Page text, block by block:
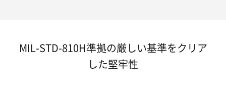
MIL-STD-810H準拠の厳しい基準をクリア
した堅牢性